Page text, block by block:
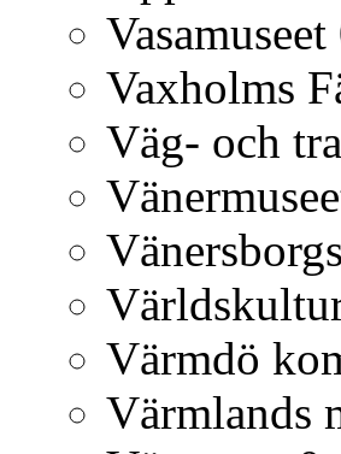
Vasamuseet
Vaxholms
Väg- och
Värmdö
Värmlands